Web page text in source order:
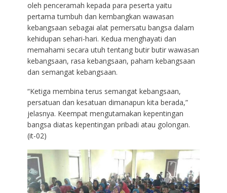
oleh penceramah kepada para peserta yaitu
pertama tumbuh dan kembangkan wawasan
kebangsaan sebagai alat pemersatu bangsa dalam
kehidupan sehari-hari. Kedua menghayati dan
memahami secara utuh tentang butir butir wawasan
kebangsaan, rasa kebangsaan, paham kebangsaan
dan semangat kebangsaan.
“Ketiga membina terus semangat kebangsaan,
persatuan dan kesatuan dimanapun kita berada,”
jelasnya. Keempat mengutamakan kepentingan
bangsa diatas kepentingan pribadi atau golongan.
(it-02)